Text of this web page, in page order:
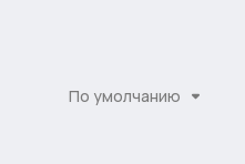
По умолчанию